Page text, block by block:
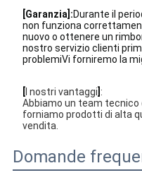
[Garanzia]:Durante il
non funziona
nuovo o ottenere un
nostro servizio clienti
problemiVi forniremo la
I nostri vantaggi :
Abbiamo un team tecnico
forniamo prodotti di alta
vendita.
Domande